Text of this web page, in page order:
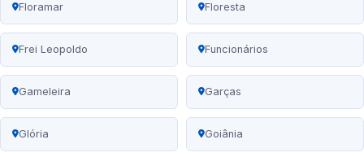
Floramar Floresta
Frei Leopoldo Funcionários
Gameleira Garças
Glória Goiânia